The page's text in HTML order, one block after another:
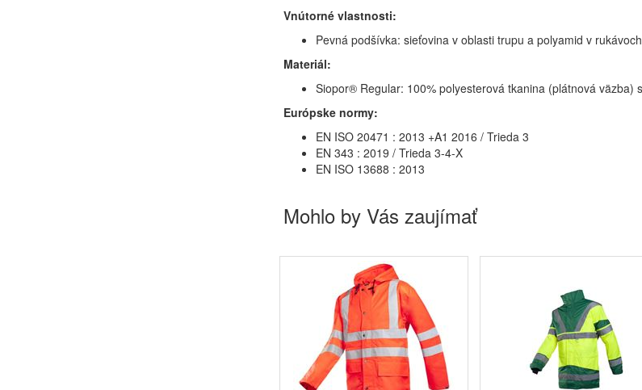
Vnútorné vlastnosti:
Pevná podšívka: sieťovina v oblasti trupu a polyamid v rukávoch
Materiál:
Siopor® Regular: 100% polyesterová tkanina (plátnová väzba)
Európske normy:
EN ISO 20471 : 2013 +A1 2016 / Trieda 3
EN 343 : 2019 / Trieda 3-4-X
EN ISO 13688 : 2013
Mohlo by Vás zaujímať